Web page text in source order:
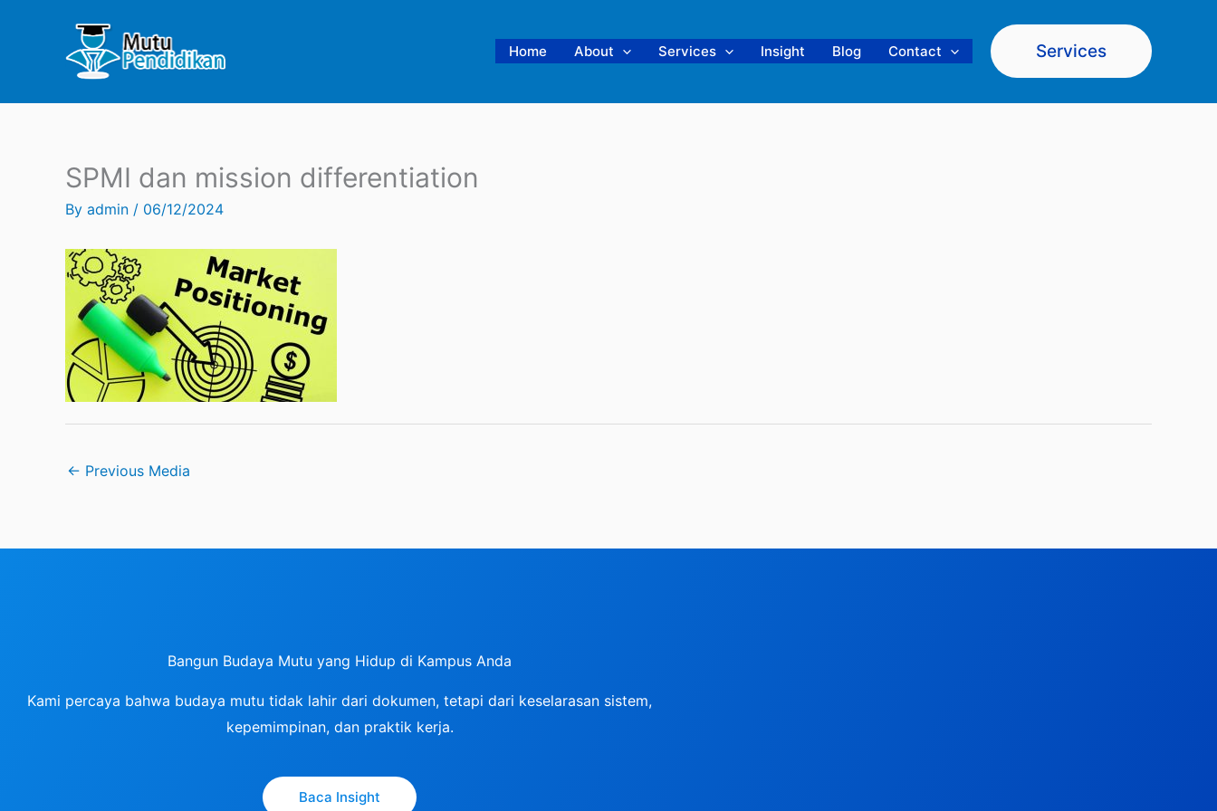
Home About Services Insight Blog Contact Services
SPMI dan mission differentiation
By admin / 06/12/2024
← Previous Media
Bangun Budaya Mutu yang Hidup di Kampus Anda
Kami percaya bahwa budaya mutu tidak lahir dari dokumen, tetapi dari keselarasan sistem,
kepemimpinan, dan praktik kerja.
Baca Insight